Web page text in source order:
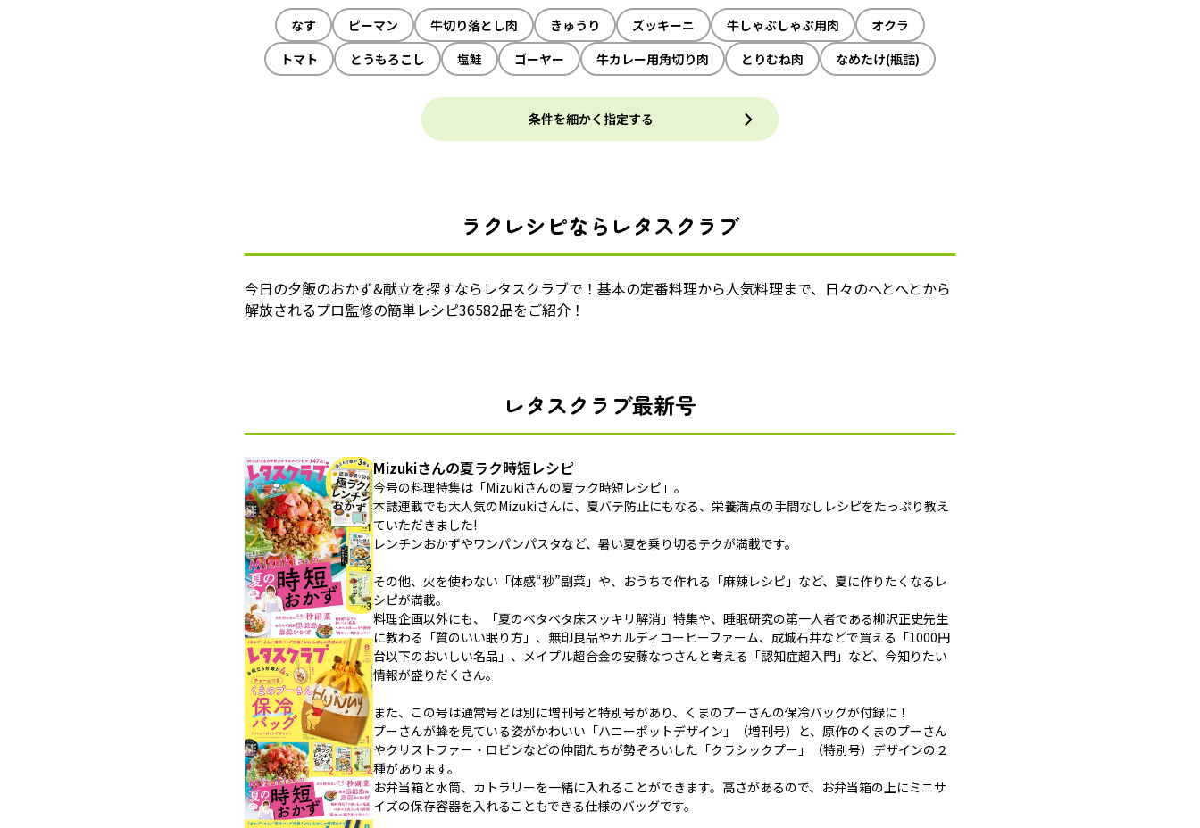
なす ピーマン 牛切り落とし肉 きゅうり ズッキーニ 牛しゃぶしゃぶ用肉
オクラ
トマト
とうもろこし 塩鮭 ゴーヤー 牛カレー用角切り肉 とりむね肉 なめたけ(瓶詰)
条件を細かく指定する
ラクレシピならレタスクラブ
今日の夕飯のおかず&献立を探すならレタスクラブで！基本の定番料理から人気料理まで、日々のへとへとから
解放されるプロ監修の簡単レシピ36582品をご紹介！
レタスクラブ最新号
Mizukiさんの夏ラク時短レシピ
今号の料理特集は「Mizukiさんの夏ラク時短レシピ」。
本誌連載でも大人気のMizukiさんに、夏バテ防止にもなる、栄養満点の手間なしレシピをたっぷり教え
ていただきました!
レンチンおかずやワンパンパスタなど、暑い夏を乗り切るテクが満載です。
その他、火を使わない「体感“秒”副菜」や、おうちで作れる「麻辣レシピ」など、夏に作りたくなるレ
シピが満載。
料理企画以外にも、「夏のベタベタ床スッキリ解消」特集や、睡眠研究の第一人者である柳沢正史先生
に教わる「質のいい眠り方」、無印良品やカルディコーヒーファーム、成城石井などで買える「1000円
台以下のおいしい名品」、メイプル超合金の安藤なつさんと考える「認知症超入門」など、今知りたい
情報が盛りだくさん。
また、この号は通常号とは別に増刊号と特別号があり、くまのプーさんの保冷バッグが付録に！
プーさんが蜂を見ている姿がかわいい「ハニーポットデザイン」（増刊号）と、原作のくまのプーさん
やクリストファー・ロビンなどの仲間たちが勢ぞろいした「クラシックプー」（特別号）デザインの２
種があります。
お弁当箱と水筒、カトラリーを一緒に入れることができます。高さがあるので、お弁当箱の上にミニサ
イズの保存容器を入れることもできる仕様のバッグです。